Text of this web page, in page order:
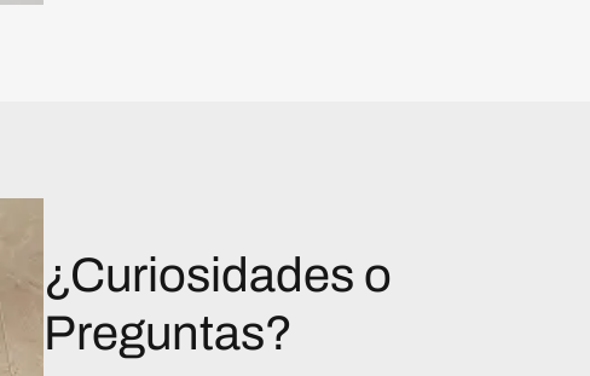
¿Curiosidades o
Preguntas?